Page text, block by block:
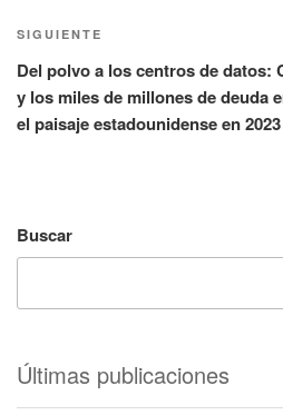
Siguiente
entrada
SIGUIENTE
Del polvo a los centros de datos:
y los miles de millones de deuda
el paisaje estadounidense en 2023
Buscar
Últimas publicaciones